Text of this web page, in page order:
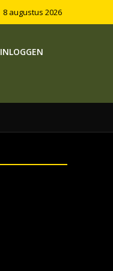
8 augustus 2026
INLOGGEN